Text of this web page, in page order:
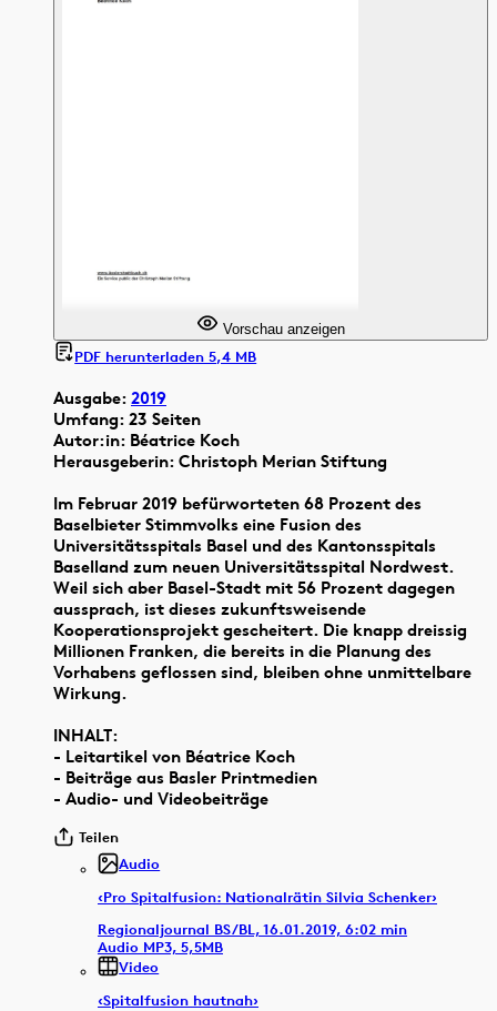
Ausgabe: 2019
Umfang: 23 Seiten
Autor:in: Béatrice Koch
Herausgeberin: Christoph Merian Stiftung
Im Februar 2019 befürworteten 68 Prozent des
Baselbieter Stimmvolks eine Fusion des
Universitätsspitals Basel und des Kantonsspitals
Baselland zum neuen Universitätsspital Nordwest.
Weil sich aber Basel-Stadt mit 56 Prozent dagegen
aussprach, ist dieses zukunftsweisende
Kooperationsprojekt gescheitert. Die knapp dreissig
Millionen Franken, die bereits in die Planung des
Vorhabens geflossen sind, bleiben ohne unmittelbare
Wirkung.
INHALT:
- Leitartikel von Béatrice Koch
- Beiträge aus Basler Printmedien
- Audio- und Videobeiträge
Teilen
Audio
‹Pro Spitalfusion: Nationalrätin Silvia Schenker›
Regionaljournal BS/BL, 16.01.2019, 6:02 min
Audio MP3, 5,5MB
Video
‹Spitalfusion hautnah›
Vorschau anzeigen
PDF herunterladen 5,4 MB